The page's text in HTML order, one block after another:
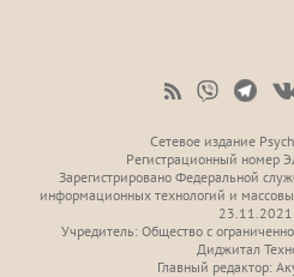
Сетевое издание
Регистрационный
Зарегистрировано Федеральной
информационных технологий и
Учредитель: Общество с
Диджитал
Главный редактор: